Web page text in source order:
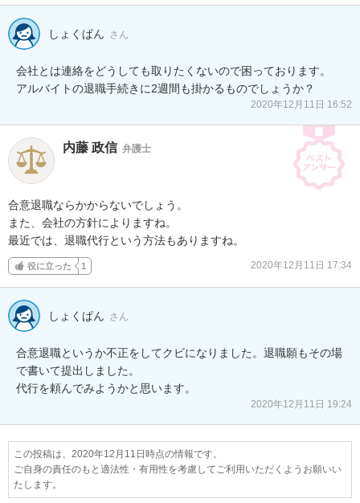
しょくぱん さん
会社とは連絡をどうしても取りたくないので困っております。
アルバイトの退職手続きに2週間も掛かるものでしょうか？
2020年12月11日 16:52
内藤 政信 弁護士
合意退職ならかからないでしょう。
また、会社の方針によりますね。
最近では、退職代行という方法もありますね。
役に立った 1 2020年12月11日 17:34
しょくぱん さん
合意退職というか不正をしてクビになりました。退職願もその場
で書いて提出しました。
代行を頼んでみようかと思います。
2020年12月11日 19:24
この投稿は、2020年12月11日時点の情報です。
ご自身の責任のもと適法性・有用性を考慮してご利用いただくようお願いい
たします。